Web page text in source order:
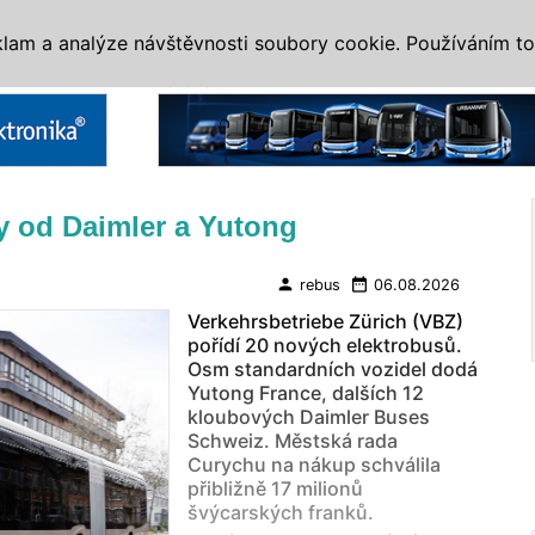
od Daimler a Yutong
person rebus date_range 06.08.2026
Verkehrsbetriebe Zürich (VBZ)
pořídí 20 nových elektrobusů.
Osm standardních vozidel dodá
Yutong France, dalších 12
kloubových Daimler Buses
Schweiz. Městská rada
Curychu na nákup schválila
přibližně 17 milionů
švýcarských franků.
a analýze návštěvnosti soubory cookie. Používáním